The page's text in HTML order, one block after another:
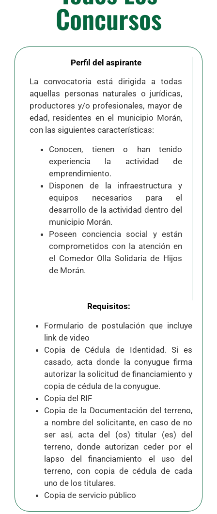
Concursos
Perfil del aspirante
La convocatoria está dirigida a todas
aquellas personas naturales o jurídicas,
productores y/o profesionales, mayor de
edad, residentes en el municipio Morán,
con las siguientes características:
Conocen, tienen o han tenido
experiencia la actividad de
emprendimiento.
Disponen de la infraestructura y
equipos necesarios para el
desarrollo de la actividad dentro del
municipio Morán.
Poseen conciencia social y están
comprometidos con la atención en
el Comedor Olla Solidaria de Hijos
de Morán.
Requisitos:
Formulario de postulación que incluye
link de video
Copia de Cédula de Identidad. Si es
casado, acta donde la conyugue firma
autorizar la solicitud de financiamiento y
copia de cédula de la conyugue.
Copia del RIF
Copia de la Documentación del terreno,
a nombre del solicitante, en caso de no
ser así, acta del (os) titular (es) del
terreno, donde autorizan ceder por el
lapso del financiamiento el uso del
terreno, con copia de cédula de cada
uno de los titulares.
Copia de servicio público